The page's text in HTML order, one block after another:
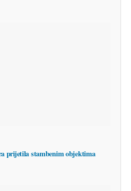
prijetila stambenim objektima